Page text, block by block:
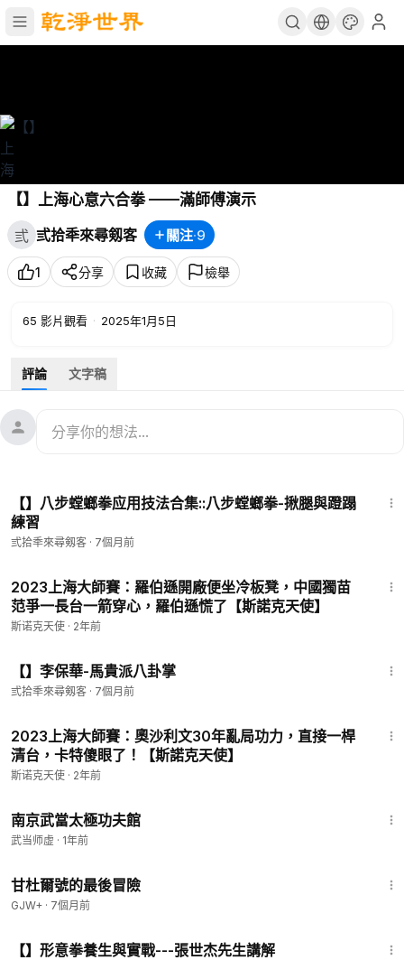
【】上海心意六合拳 ——滿師傅演示
弎 弎拾秊來尋剱客 關注·9
1 分享 收藏 檢舉
65 影片觀看 · 2025年1月5日
評論 文字稿
【】八步螳螂拳应用技法合集::八步螳螂拳-揪腿與蹬蹋
練習
弎拾秊來尋剱客 · 7個月前
2023上海大師賽：羅伯遜開廠便坐冷板凳，中國獨苗
范爭一長台一箭穿心，羅伯遜慌了【斯諾克天使】
斯诺克天使 · 2年前
【】李保華-馬貴派八卦掌
弎拾秊來尋剱客 · 7個月前
2023上海大師賽：奧沙利文30年亂局功力，直接一桿
清台，卡特傻眼了！【斯諾克天使】
斯诺克天使 · 2年前
南京武當太極功夫館
武当师虚 · 1年前
甘杜爾號的最後冒險
GJW+ · 7個月前
【】形意拳養生與實戰---張世杰先生講解